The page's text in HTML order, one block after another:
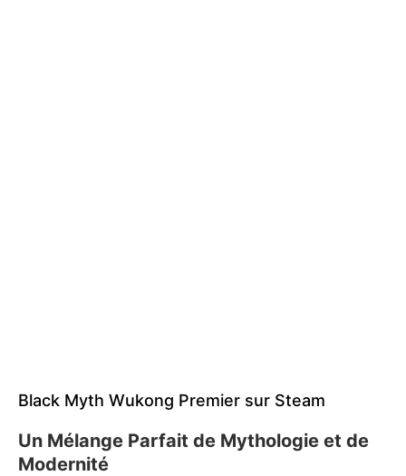
Black Myth Wukong Premier sur Steam
Un Mélange Parfait de Mythologie et de
Modernité